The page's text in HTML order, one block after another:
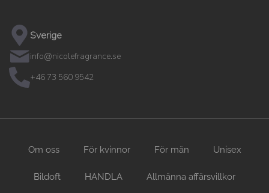
Sverige
info@nicolefragrance.se
+46 73 560 9542
Om oss För kvinnor För män Unisex
Bildoft HANDLA Allmänna affärsvillkor